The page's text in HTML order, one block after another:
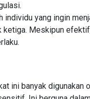
individu yang ingin
Meskipun
ini banyak digunakan